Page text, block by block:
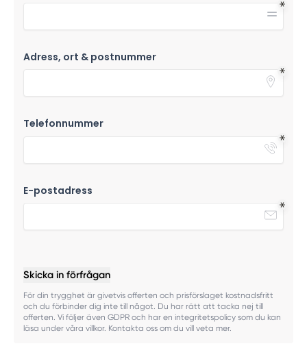
Adress, ort & postnummer
Telefonnummer
E-postadress
Skicka in förfrågan
För din trygghet är givetvis offerten och prisförslaget kostnadsfritt
och du förbinder dig inte till något. Du har rätt att tacka nej till
offerten. Vi följer även GDPR och har en integritetspolicy som du kan
läsa under våra villkor. Kontakta oss om du vill veta mer.